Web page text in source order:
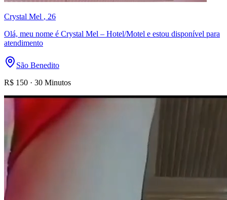
Crystal Mel , 26
Olá, meu nome é Crystal Mel – Hotel/Motel e estou disponível para
atendimento
São Benedito
R$ 150 · 30 Minutos